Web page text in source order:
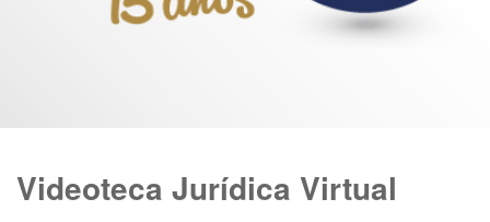
Videoteca Jurídica Virtual